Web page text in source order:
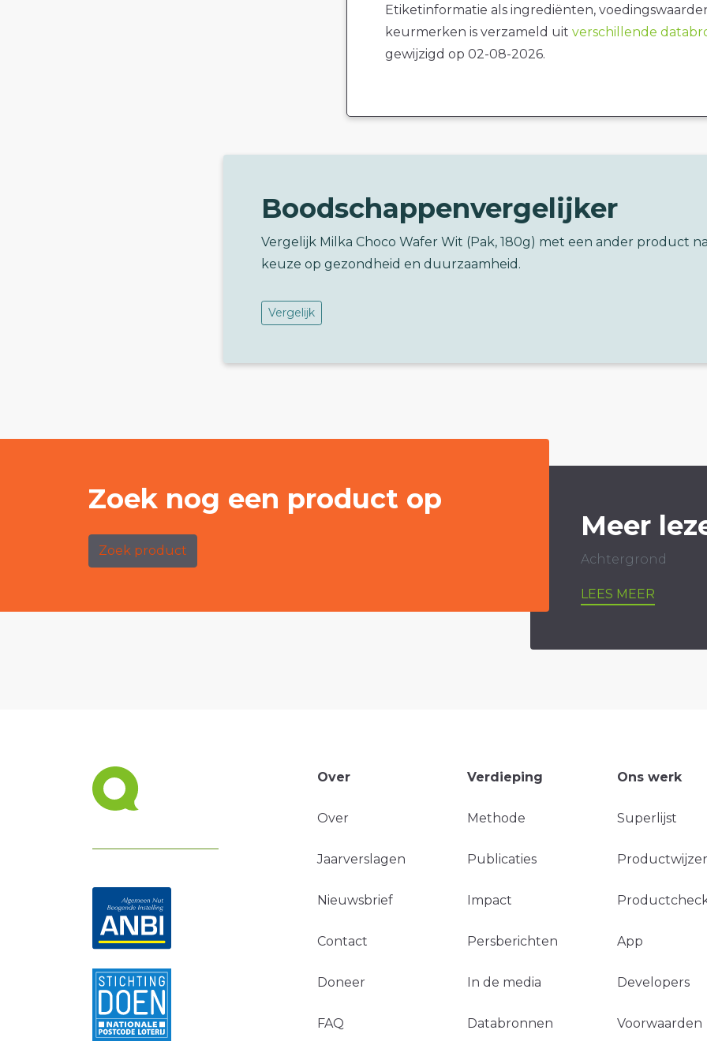
Etiketinformatie als ingrediënten,
keurmerken is verzameld uit verschillende
gewijzigd op 02-08-2026.
Boodschappenvergelijker
Vergelijk Milka Choco Wafer Wit (Pak, 180g) met een ander product
keuze op gezondheid en duurzaamheid.
Vergelijk
Zoek nog een product op
Zoek product
Meer
Achtergrond
LEES MEER
Over
Over
Jaarverslagen
Nieuwsbrief
Contact
Doneer
FAQ
Verdieping
Methode
Publicaties
Impact
Persberichten
In de media
Databronnen
Ons werk
Superlijst
App
Developers
Voorwaarden